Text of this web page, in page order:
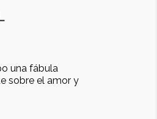
una fábula
sobre el amor y